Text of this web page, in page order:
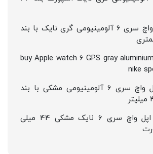
قیمت خرید اپل واچ سری 6 آلومینیومی گری نایک با بند
buy Apple watch 6 GPS gray
nike
قیمت فروش اپل واچ سری 6 آلومینیومی مشکی با بند
ارزانترین قیمت اپل واچ سری 6 نایک مشکی 44 میلی